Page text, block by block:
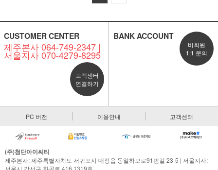
CUSTOMER CENTER
제주본사 064-749-2347 |
서울지사 070-4279-8295
고객센터
연결하기
BANK ACCOUNT
비회원
1:1 문의
PC 버전 이용안내 고객센터
(주)첨단아이씨티
제주본사: 제주특별자치도 서귀포시 대정읍 동일하모로91번길 23-5 | 서울지사: